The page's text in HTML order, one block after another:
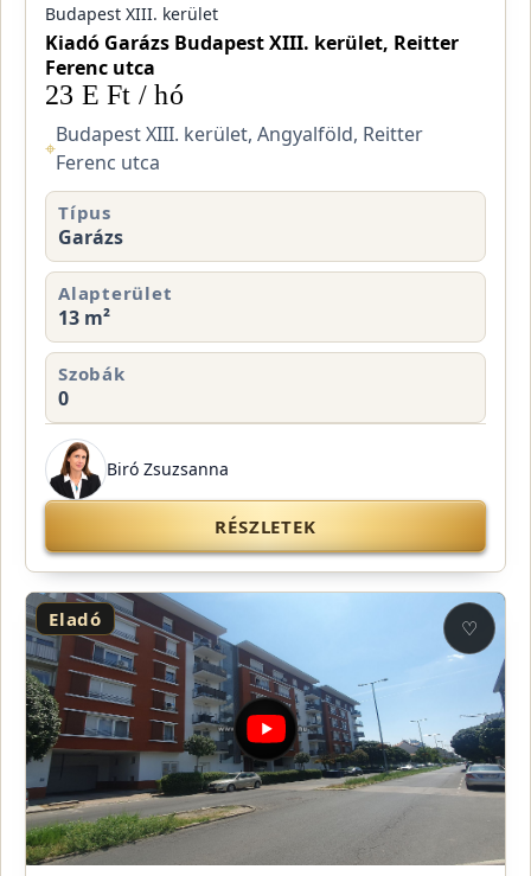
Budapest XIII. kerület
Kiadó Garázs Budapest XIII. kerület, Reitter
Ferenc utca
23 E Ft / hó
⌖
Budapest XIII. kerület, Angyalföld, Reitter
Ferenc utca
Típus
Garázs
Alapterület
13 m²
Szobák
0
Biró Zsuzsanna
RÉSZLETEK
Eladó ♡